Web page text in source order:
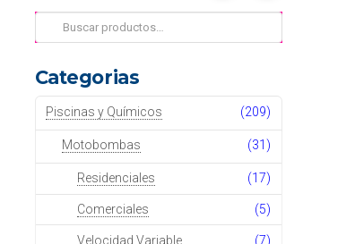
Buscar
por:
Categorias
Piscinas y Químicos (209)
Motobombas (31)
Residenciales (17)
Comerciales (5)
Velocidad Variable (7)